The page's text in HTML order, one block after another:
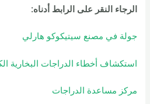
الرجاء النقر على الرابط أدناه:
جولة في مصنع سيتيكوكو هارلي
استكشاف أخطاء الدراجات البخارية
مركز مساعدة الدراجات